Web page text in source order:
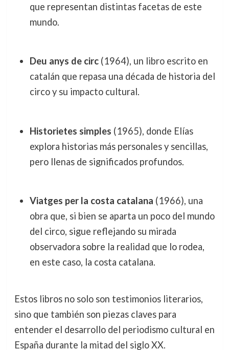
que representan distintas facetas de este
mundo.
Deu anys de circ(1964), un libro escrito en
catalán que repasa una década de historia del
circo y su impacto cultural.
Historietes simples (1965), donde Elías
explora historias más personales y sencillas,
pero llenas de significados profundos.
Viatges per la costa catalana (1966), una
obra que, si bien se aparta un poco del mundo
del circo, sigue reflejando su mirada
observadora sobre la realidad que lo rodea,
en este caso, la costa catalana.
Estos libros no solo son testimonios literarios,
sino que también son piezas claves para
entender el desarrollo del periodismo cultural en
España durante la mitad del siglo XX.